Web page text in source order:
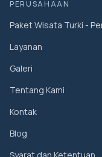
PERUSAHAAN
Paket Wisata Turki -
Layanan
Galeri
Tentang Kami
Kontak
Blog
Syarat dan Ketentuan